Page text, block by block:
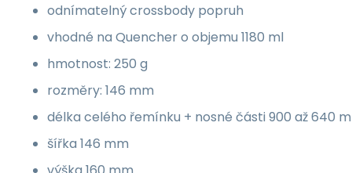
odnímatelný crossbody popruh
vhodné na Quencher o objemu 1180 ml
hmotnost: 250 g
rozměry: 146 mm
délka celého řemínku + nosné části 900 až 640
šířka 146 mm